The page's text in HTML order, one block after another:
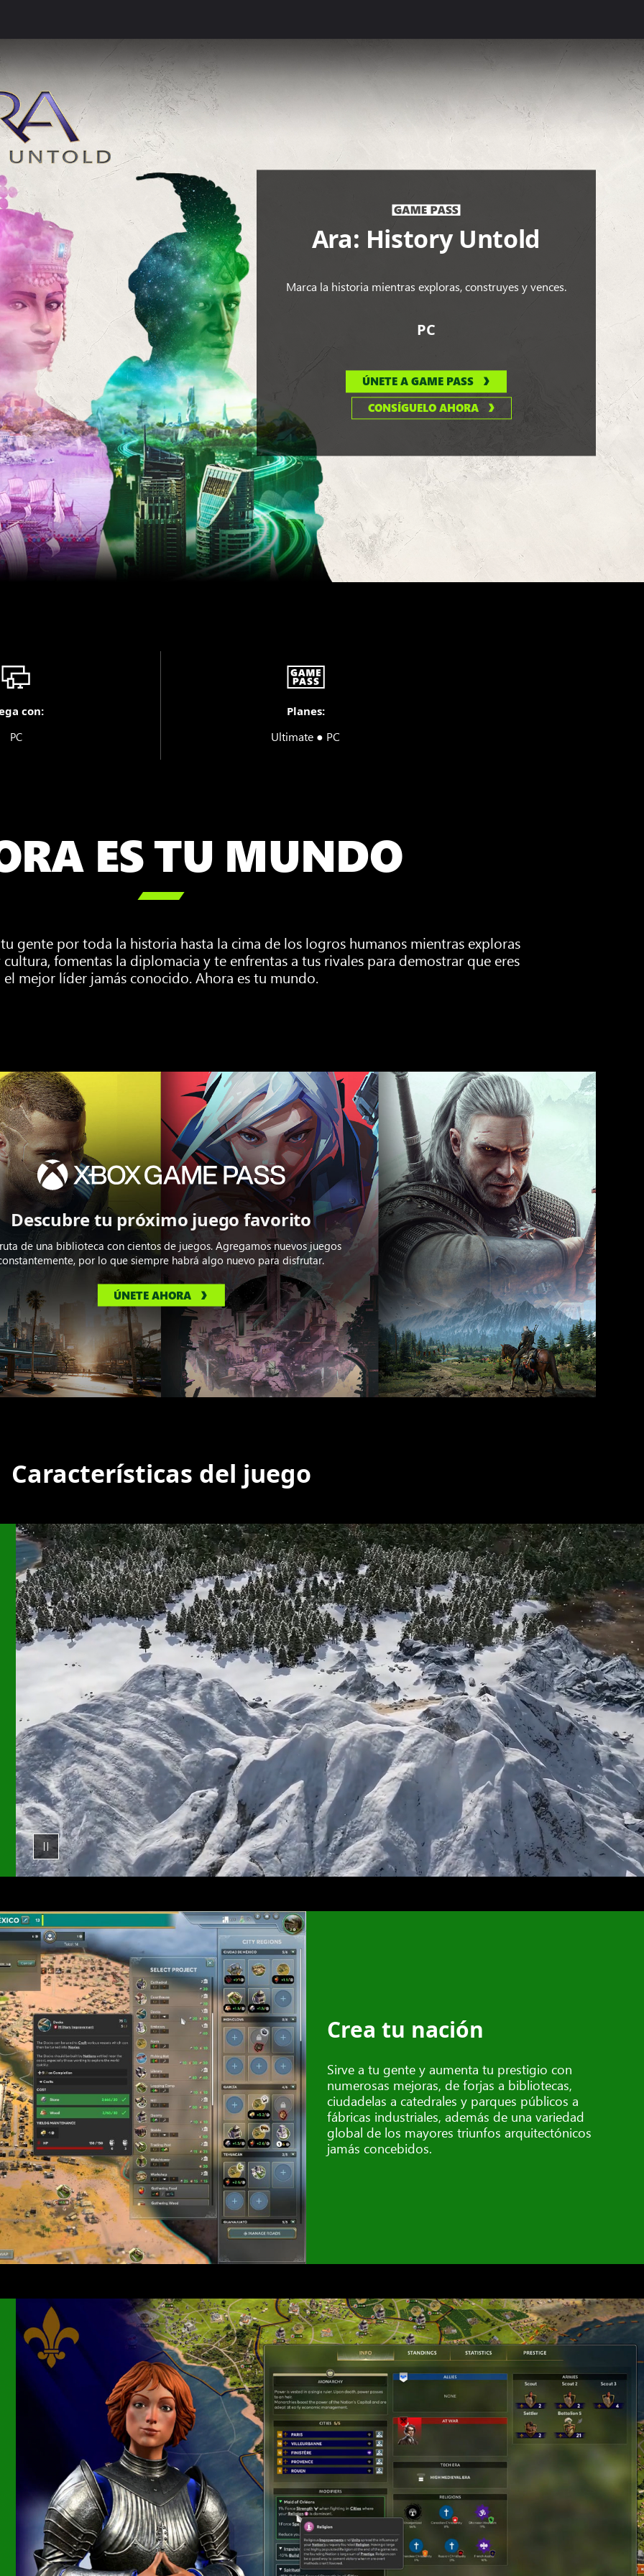
Ara: History Untold
Marca la historia mientras exploras, construyes y vences.
PC
ÚNETE A GAME PASS
CONSÍGUELO AHORA
con:
PC
Planes:
Ultimate ● PC
ES TU MUNDO

gente por toda la historia hasta la cima de los logros humanos mientras exploras
fomentas la diplomacia y te enfrentas a tus rivales para demostrar que eres
el mejor líder jamás conocido. Ahora es tu mundo.
Descubre tu próximo juego favorito
de una biblioteca con cientos de juegos. Agregamos nuevos juegos
por lo que siempre habrá algo nuevo para disfrutar.
ÚNETE AHORA
Características del juego
Crea tu nación
Sirve a tu gente y aumenta tu prestigio con
numerosas mejoras, de forjas a bibliotecas,
ciudadelas a catedrales y parques públicos a
fábricas industriales, además de una variedad
global de los mayores triunfos arquitectónicos
jamás concebidos.